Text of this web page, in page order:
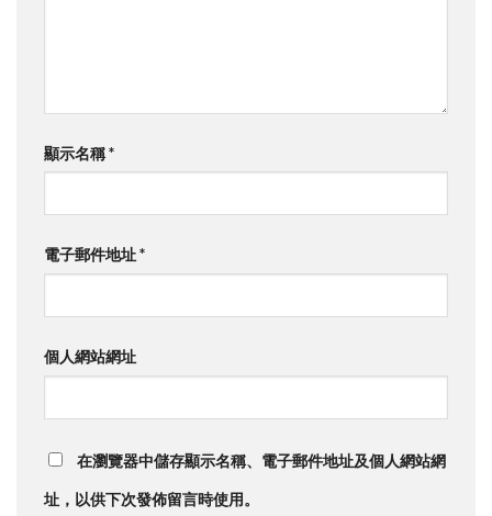
顯示名稱*
電子郵件地址*
個人網站網址
在瀏覽器中儲存顯示名稱、電子郵件地址及個人網站網
址，以供下次發佈留言時使用。